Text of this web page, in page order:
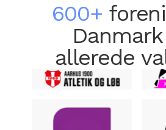
600+
allerede